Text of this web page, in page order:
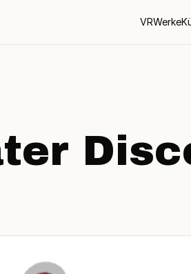
VRWerke